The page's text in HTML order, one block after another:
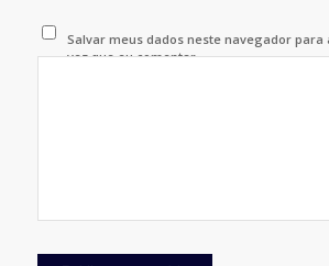
Salvar meus dados neste navegador para
vez que eu comentar.